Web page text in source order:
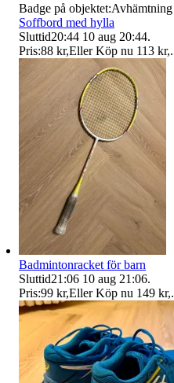
Badge på objektet:Avhämtning
Soffbord med hylla
Sluttid20:44 10 aug 20:44.
Pris:88 kr,Eller Köp nu 113 kr,.
Badmintonracket för barn
Sluttid21:06 10 aug 21:06.
Pris:99 kr,Eller Köp nu 149 kr,.